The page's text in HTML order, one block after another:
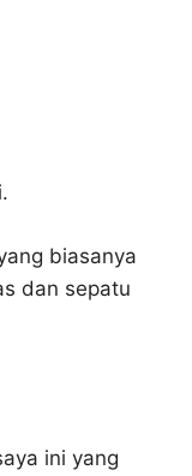
biasanya
dan sepatu
ini yang